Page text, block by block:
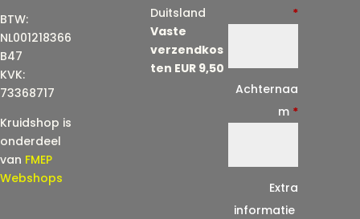
BTW:
NL001218366
B47
KVK:
73368717
Kruidshop is
onderdeel
van FMEP
Webshops
Duitsland
Vaste
verzendkos
ten EUR 9,50
*
Achternaa
m *
Extra
informatie